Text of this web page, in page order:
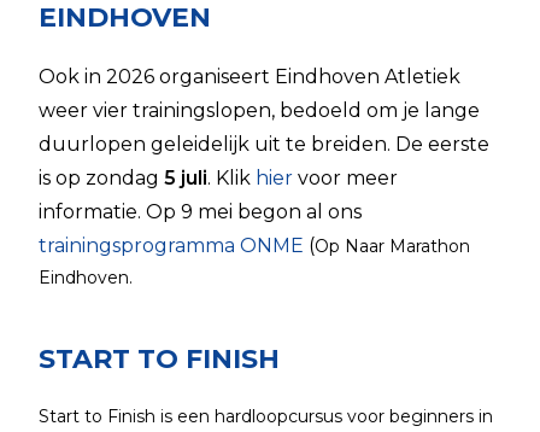
EINDHOVEN
Ook in 2026 organiseert Eindhoven Atletiek
weer vier trainingslopen, bedoeld om je lange
duurlopen geleidelijk uit te breiden. De eerste
is op zondag5 juli. Klik hier voor meer
informatie. Op 9 mei begon al ons
trainingsprogramma ONME (Op Naar Marathon
Eindhoven.
START TO FINISH
Start to Finish is een hardloopcursus voor beginners in